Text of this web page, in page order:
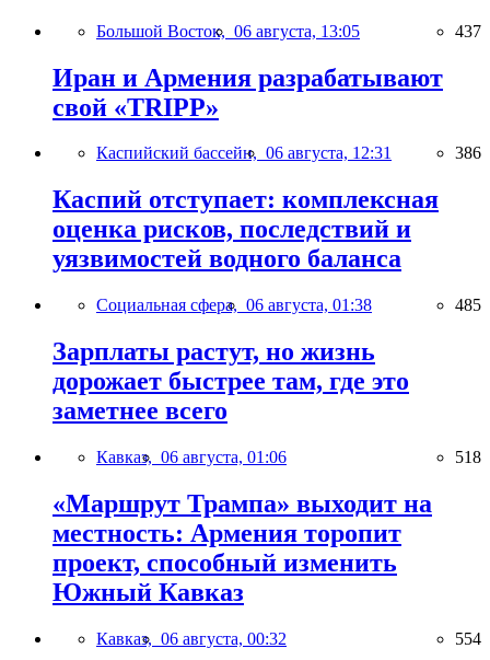
Большой Восток, 06 августа, 13:05 437
Иран и Армения разрабатывают
свой «TRIPP»
Каспийский бассейн, 06 августа, 12:31 386
Каспий отступает: комплексная
оценка рисков, последствий и
уязвимостей водного баланса
Социальная сфера, 06 августа, 01:38 485
Зарплаты растут, но жизнь
дорожает быстрее там, где это
заметнее всего
Кавказ, 06 августа, 01:06 518
«Маршрут Трампа» выходит на
местность: Армения торопит
проект, способный изменить
Южный Кавказ
Кавказ, 06 августа, 00:32 554